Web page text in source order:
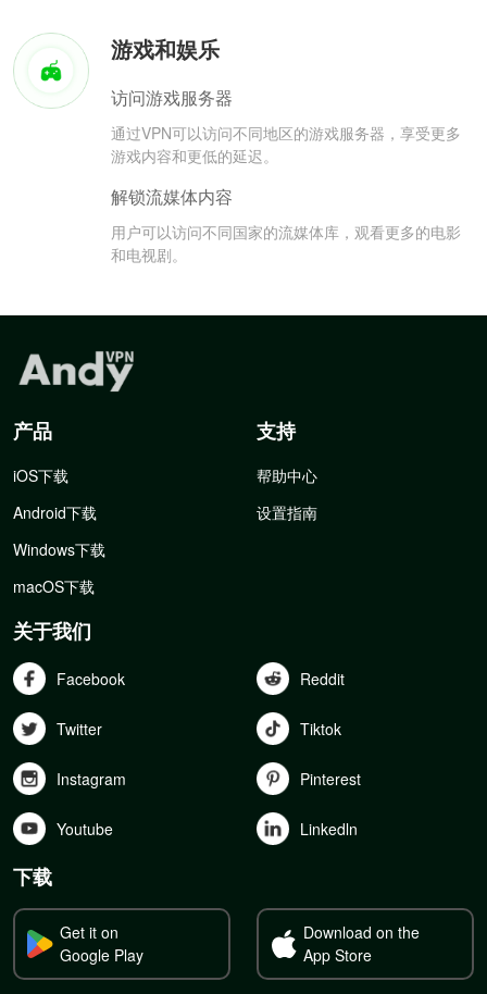
游戏和娱乐
访问游戏服务器
通过VPN可以访问不同地区的游戏服务器，享受更多
游戏内容和更低的延迟。
解锁流媒体内容
用户可以访问不同国家的流媒体库，观看更多的电影
和电视剧。
产品
iOS下载
Android下载
Windows下载
macOS下载
支持
帮助中心
设置指南
关于我们
Facebook Reddit
Twitter Tiktok
Instagram Pinterest
Youtube Linkedln
下载
Get it on
Google Play
Download on the
App Store